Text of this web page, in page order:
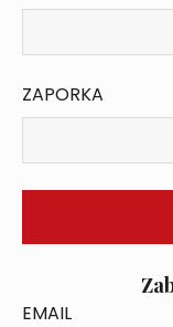
ZAPORKA
EMAIL